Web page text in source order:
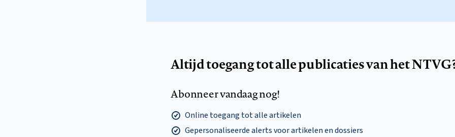
Altijd toegang tot alle publicaties van het
Abonneer vandaag nog!
Online toegang tot alle artikelen
Gepersonaliseerde alerts voor artikelen en dossiers